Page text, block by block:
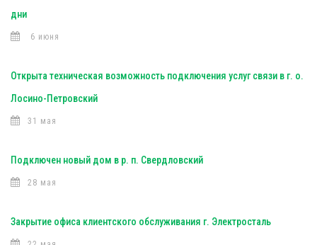
дни
6 июня
Открыта техническая возможность подключения услуг связи в г. о.
Лосино-Петровский
31 мая
Подключен новый дом в р. п. Свердловский
28 мая
Закрытие офиса клиентского обслуживания г. Электросталь